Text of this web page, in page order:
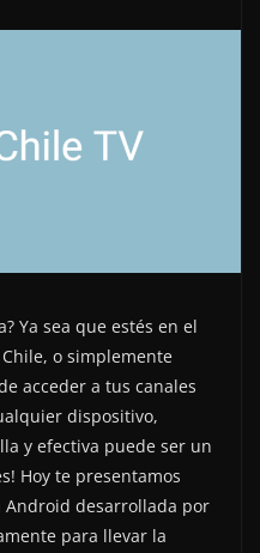
Ya sea que estés en el
o simplemente
acceder a tus canales
dispositivo,
y efectiva puede ser un
Hoy te presentamos
Android desarrollada por
para llevar la